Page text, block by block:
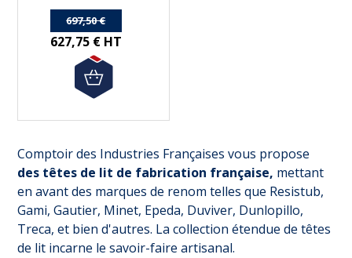
697,50 €
627,75 € HT
Comptoir des Industries Françaises vous propose
des têtes de lit de fabrication française, mettant
en avant des marques de renom telles que Resistub,
Gami, Gautier, Minet, Epeda, Duviver, Dunlopillo,
Treca, et bien d'autres. La collection étendue de têtes
de lit incarne le savoir-faire artisanal.